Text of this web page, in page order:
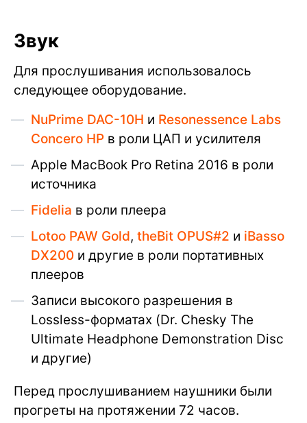
Звук
Для прослушивания использовалось
следующее оборудование.
NuPrime DAC-10H и Resonessence Labs
Concero HP в роли ЦАП и усилителя
Apple MacBook Pro Retina 2016 в роли
источника
Fidelia в роли плеера
Lotoo PAW Gold, theBit OPUS#2 и iBasso
DX200 и другие в роли портативных
плееров
Записи высокого разрешения в
Lossless-форматах (Dr. Chesky The
Ultimate Headphone Demonstration Disc
и другие)
Перед прослушиванием наушники были
прогреты на протяжении 72 часов.